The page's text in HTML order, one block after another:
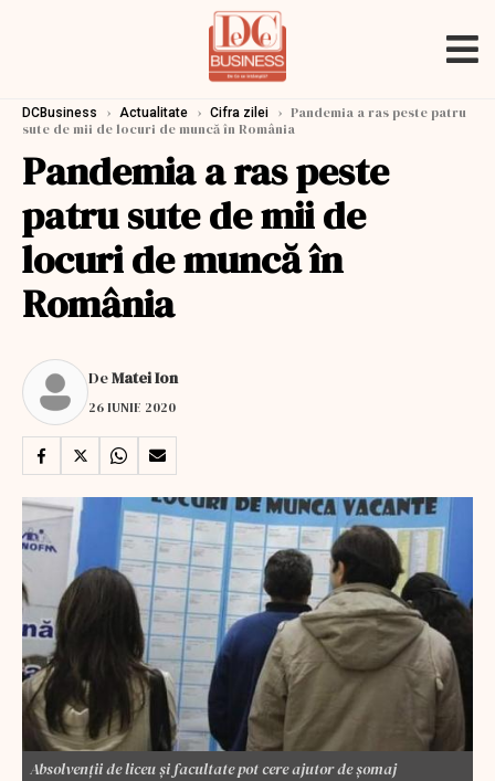
DCBusiness › Actualitate › Cifra zilei › Pandemia a ras peste patru
sute de mii de locuri de muncă în România
Pandemia a ras peste
patru sute de mii de
locuri de muncă în
România
DeMatei Ion
26 IUNIE 2020
Absolvenții de liceu și facultate pot cere ajutor de șomaj